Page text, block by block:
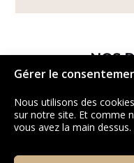
Gérer le
Nous utilisons des
sur notre site. Et comme
vous avez la main dessus.
NOS